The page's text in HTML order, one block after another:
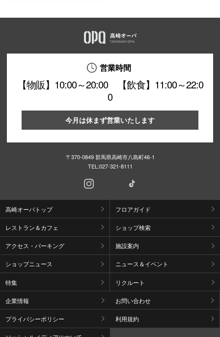
営業時間
【物販】10:00～20:00 【飲食】11:00～22:0
0
今月は休まず営業いたします
〒370-0849 群馬県高崎市八島町46-1
TEL:027-321-8111
高崎オーパトップ フロアガイド
レストラン＆カフェ ショップ検索
アクセス・パーキング 施設案内
ショップニュース ニュース＆イベント
特集 リクルート
企業情報 お問い合わせ
プライバシーポリシー 利用規約